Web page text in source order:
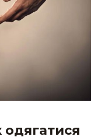
одягатися